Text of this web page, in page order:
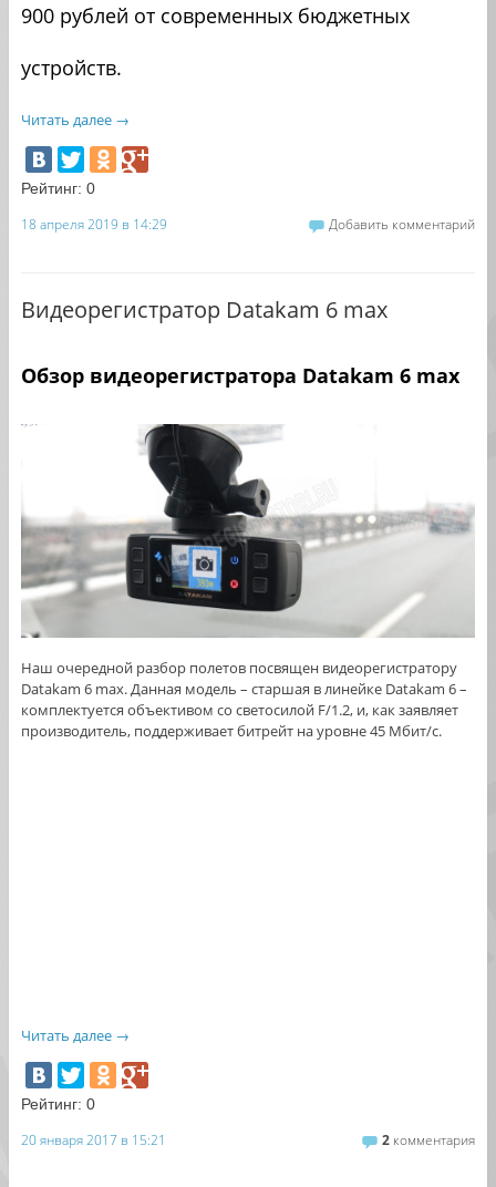
900 рублей от современных бюджетных
устройств.
Читать далее →
Рейтинг: 0
18 апреля 2019 в 14:29 Добавить комментарий
Видеорегистратор Datakam 6 max
Обзор видеорегистратора Datakam 6 max
Наш очередной разбор полетов посвящен видеорегистратору
Datakam 6 max. Данная модель – старшая в линейке Datakam 6 –
комплектуется объективом со светосилой F/1.2, и, как заявляет
производитель, поддерживает битрейт на уровне 45 Мбит/с.
Читать далее →
Рейтинг: 0
20 января 2017 в 15:21 2 комментария